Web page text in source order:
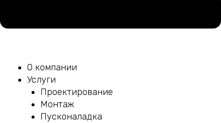
О компании
Услуги
Проектирование
Монтаж
Пусконаладка